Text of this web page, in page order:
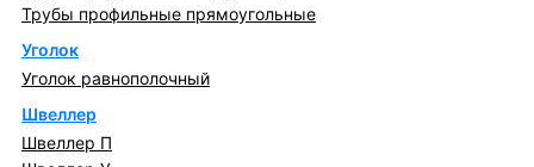
Трубы профильные прямоугольные
Уголок
Уголок равнополочный
Швеллер
Швеллер П